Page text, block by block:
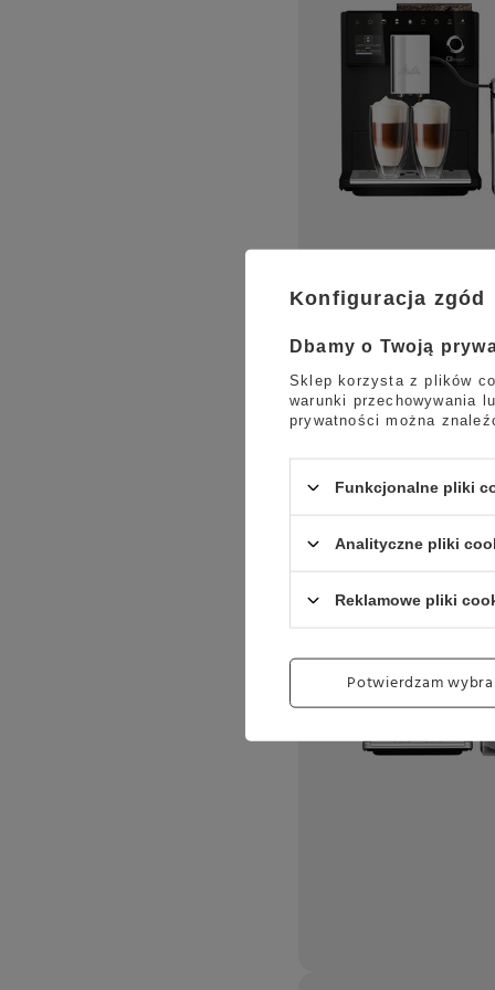
Konfiguracja zgód
Dbamy o Twoją
Sklep korzysta z plików
warunki przechowywania
prywatności można
Funkcjonalne pliki
Analityczne pliki
Reklamowe pliki
Potwierdzam